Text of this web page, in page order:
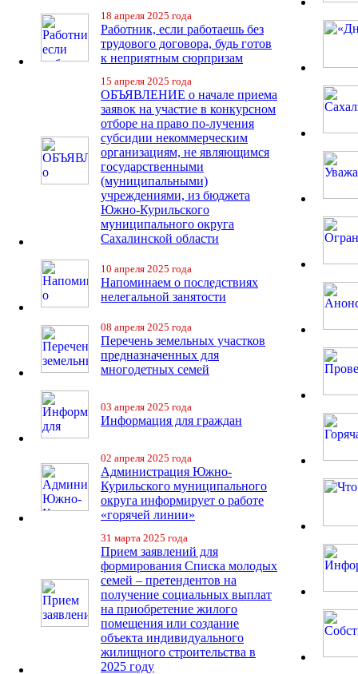
18 апреля 2025 года
Работник, если работаешь без
трудового договора, будь готов
к неприятным сюрпризам
15 апреля 2025 года
ОБЪЯВЛЕНИЕ о начале приема
заявок на участие в конкурсном
отборе на право по-лучения
субсидии некоммерческим
организациям, не являющимся
государственными
(муниципальными)
учреждениями, из бюджета
Южно-Курильского
муниципального округа
Сахалинской области
10 апреля 2025 года
Напоминаем о последствиях
нелегальной занятости
08 апреля 2025 года
Перечень земельных участков
предназначенных для
многодетных семей
03 апреля 2025 года
Информация для граждан
02 апреля 2025 года
Администрация Южно-
Курильского муниципального
округа информирует о работе
«горячей линии»
31 марта 2025 года
Прием заявлений для
формирования Списка молодых
семей – претендентов на
получение социальных выплат
на приобретение жилого
помещения или создание
объекта индивидуального
жилищного строительства в
2025 году